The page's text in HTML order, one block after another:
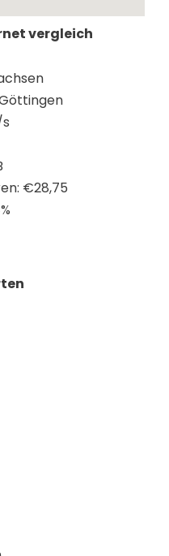
vergleich
€28,75